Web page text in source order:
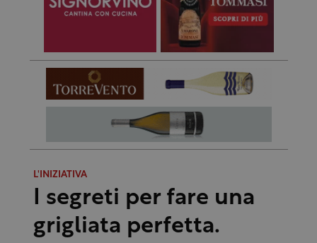
L'INIZIATIVA
I segreti per fare una
grigliata perfetta.